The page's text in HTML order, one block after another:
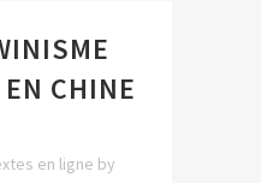
CHINE
en ligne by